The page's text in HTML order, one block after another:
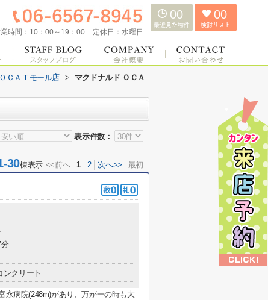
時間： 10：00～19：00 定休日： 水曜日
00 00
ＣＡＴモール店 >
マクドナルド ＯＣＡ
表示件数：
棟表示 <<前へ 1 2 次へ>> 最初
ンクリート
永病院(248m)があり、万が一の時も大